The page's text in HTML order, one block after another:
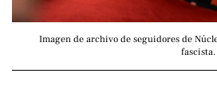
Imagen de archivo de seguidores de